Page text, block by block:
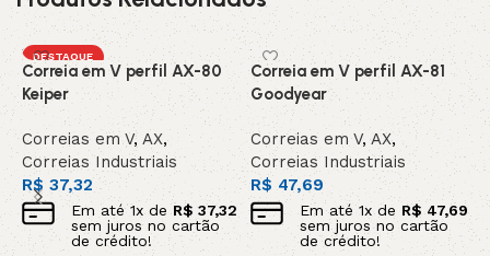
DESTAQUE
Correia em V perfil AX-80
Keiper
Correias em V, AX,
Correias Industriais
R$ 37,32
Em até1x deR$ 37,32
sem juros no cartão
de crédito!
Correia em V perfil AX-81
Goodyear
Correias em V,AX,
Correias Industriais
R$ 47,69
Em até1x de R$47,69
sem juros no cartão
de crédito!